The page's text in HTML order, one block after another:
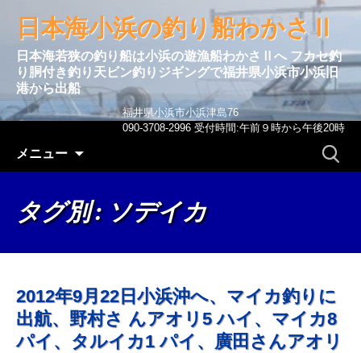
日本海小浜の釣り船わかさⅡ
日本海若狭の釣り船は小浜の遊漁船わかさⅡへ フカセ釣
り胴付き釣り天ビン釣りジギングで福井県小浜市小浜旧
港から出船
福井県小浜市小浜津島76
090-3708-2996 受付時間:午前９時から午後20時
メニュー
検
タグ別 : ソデイカ
2012年9月22日小浜沖へ、マイカ釣りに
出航、野村さ んアオリ5 ハイ、マイカ8
パイ、タルイカ1 パイ、廣田さんアオリ